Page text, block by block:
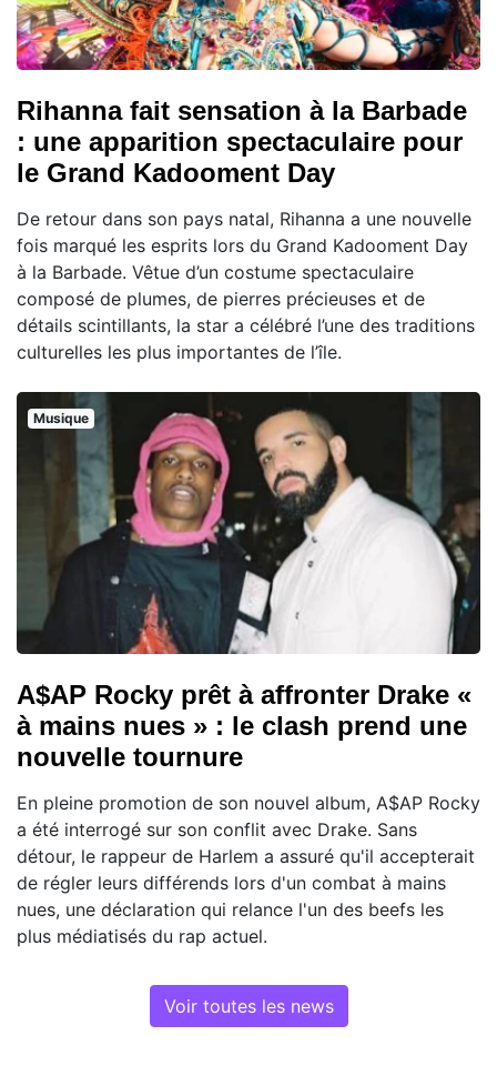
Rihanna fait sensation à la Barbade
: une apparition spectaculaire pour
le Grand Kadooment Day
De retour dans son pays natal, Rihanna a une nouvelle
fois marqué les esprits lors du Grand Kadooment Day
à la Barbade. Vêtue d’un costume spectaculaire
composé de plumes, de pierres précieuses et de
détails scintillants, la star a célébré l’une des traditions
culturelles les plus importantes de l’île.
Musique
A$AP Rocky prêt à affronter Drake «
à mains nues » : le clash prend une
nouvelle tournure
En pleine promotion de son nouvel album, A$AP Rocky
a été interrogé sur son conflit avec Drake. Sans
détour, le rappeur de Harlem a assuré qu'il accepterait
de régler leurs différends lors d'un combat à mains
nues, une déclaration qui relance l'un des beefs les
plus médiatisés du rap actuel.
Voir toutes les news